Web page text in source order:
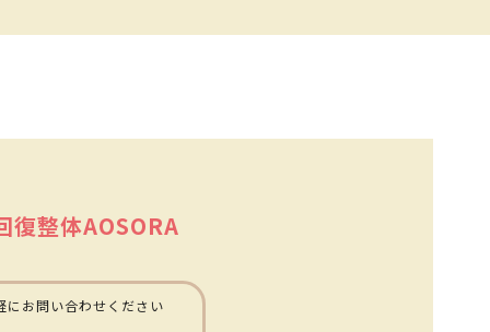
復整体AOSORA
にお問い合わせください